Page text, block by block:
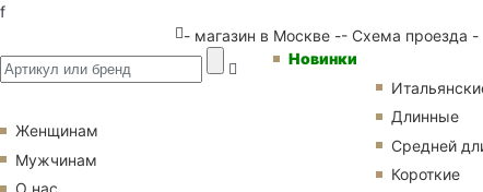
f
- магазин в Москве -- Схема проезда -
Новинки
Длинные
Средней
Короткие
Женщинам
Мужчинам